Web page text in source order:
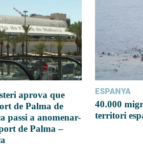
aprova que
de Palma de
passi a anomenar-
de Palma –
ESPANYA
40.000
territori